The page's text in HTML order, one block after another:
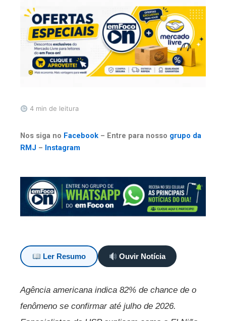
4 min de leitura
Nos siga no Facebook – Entre para nosso grupo da
RMJ – Instagram
Ler Resumo Ouvir Notícia
Agência americana indica 82% de chance de o
fenômeno se confirmar até julho de 2026.